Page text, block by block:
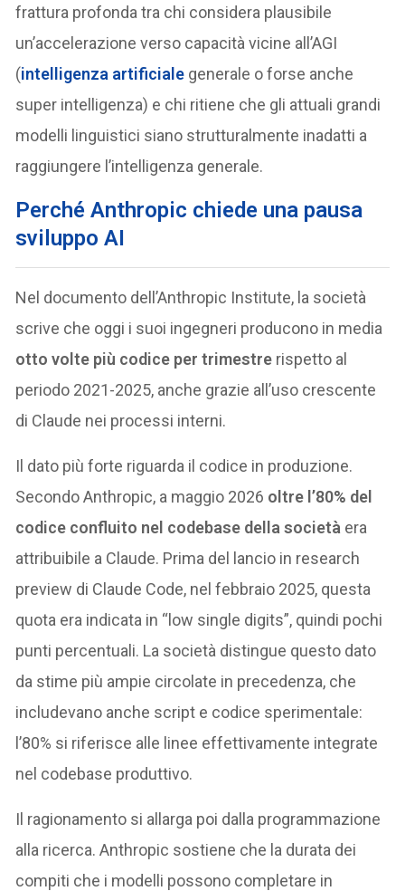
frattura profonda tra chi considera plausibile
un’accelerazione verso capacità vicine all’AGI
(intelligenza artificiale generale o forse anche
super intelligenza) e chi ritiene che gli attuali grandi
modelli linguistici siano strutturalmente inadatti a
raggiungere l’intelligenza generale.
Perché Anthropic chiede una pausa
sviluppo AI
Nel documento dell’Anthropic Institute, la società
scrive che oggi i suoi ingegneri producono in media
otto volte più codice per trimestre rispetto al
periodo 2021-2025, anche grazie all’uso crescente
di Claude nei processi interni.
Il dato più forte riguarda il codice in produzione.
Secondo Anthropic, a maggio 2026 oltre l’80% del
codice confluito nel codebase della società era
attribuibile a Claude. Prima del lancio in research
preview di Claude Code, nel febbraio 2025, questa
quota era indicata in “low single digits”, quindi pochi
punti percentuali. La società distingue questo dato
da stime più ampie circolate in precedenza, che
includevano anche script e codice sperimentale:
l’80% si riferisce alle linee effettivamente integrate
nel codebase produttivo.
Il ragionamento si allarga poi dalla programmazione
alla ricerca. Anthropic sostiene che la durata dei
compiti che i modelli possono completare in